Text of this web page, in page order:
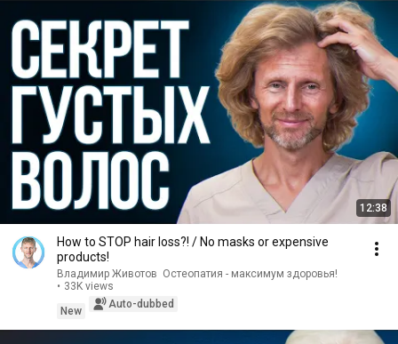
12:38
How to STOP hair loss?! / No masks or expensive
products!
Владимир Животов ӏ Остеопатия - максимум здоровья!
• 33K views
New
Auto-dubbed